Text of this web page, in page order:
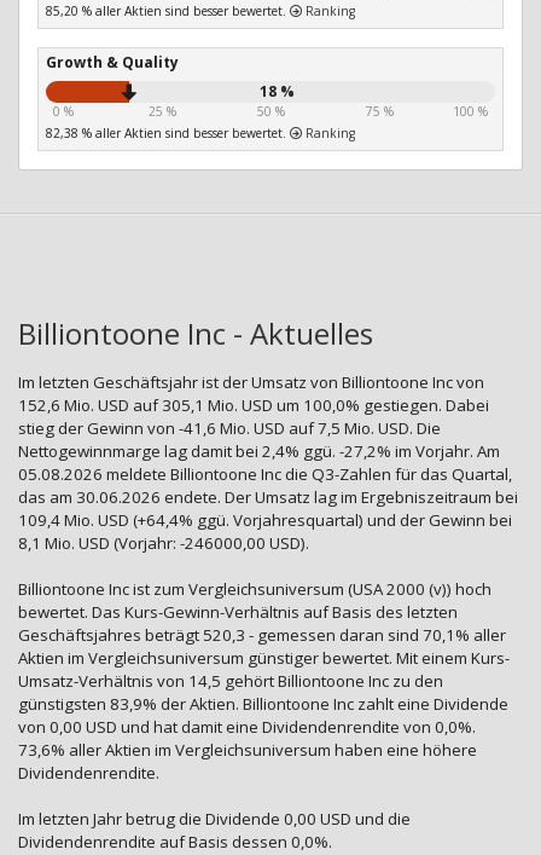
85,20 % aller Aktien sind besser bewertet.
Ranking
Growth & Quality
18 %
0 % 25 % 50 % 75 %
100 %
82,38 % aller Aktien sind besser bewertet.
Ranking
Billiontoone Inc - Aktuelles
Im letzten Geschäftsjahr ist der Umsatz von Billiontoone Inc von
152,6 Mio. USD auf 305,1 Mio. USD um 100,0% gestiegen. Dabei
stieg der Gewinn von -41,6 Mio. USD auf 7,5 Mio. USD. Die
Nettogewinnmarge lag damit bei 2,4% ggü. -27,2% im Vorjahr. Am
05.08.2026 meldete Billiontoone Inc die Q3-Zahlen für das Quartal,
das am 30.06.2026 endete. Der Umsatz lag im Ergebniszeitraum bei
109,4 Mio. USD (+64,4% ggü. Vorjahresquartal) und der Gewinn bei
8,1 Mio. USD (Vorjahr: -246000,00 USD).
Billiontoone Inc ist zum Vergleichsuniversum (USA 2000 (v)) hoch
bewertet. Das Kurs-Gewinn-Verhältnis auf Basis des letzten
Geschäftsjahres beträgt 520,3 - gemessen daran sind 70,1% aller
Aktien im Vergleichsuniversum günstiger bewertet. Mit einem Kurs-
Umsatz-Verhältnis von 14,5 gehört Billiontoone Inc zu den
günstigsten 83,9% der Aktien. Billiontoone Inc zahlt eine Dividende
von 0,00 USD und hat damit eine Dividendenrendite von 0,0%.
73,6% aller Aktien im Vergleichsuniversum haben eine höhere
Dividendenrendite.
Im letzten Jahr betrug die Dividende 0,00 USD und die
Dividendenrendite auf Basis dessen 0,0%.